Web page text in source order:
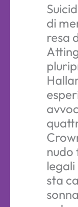
di
resa
nudo
legali
sta